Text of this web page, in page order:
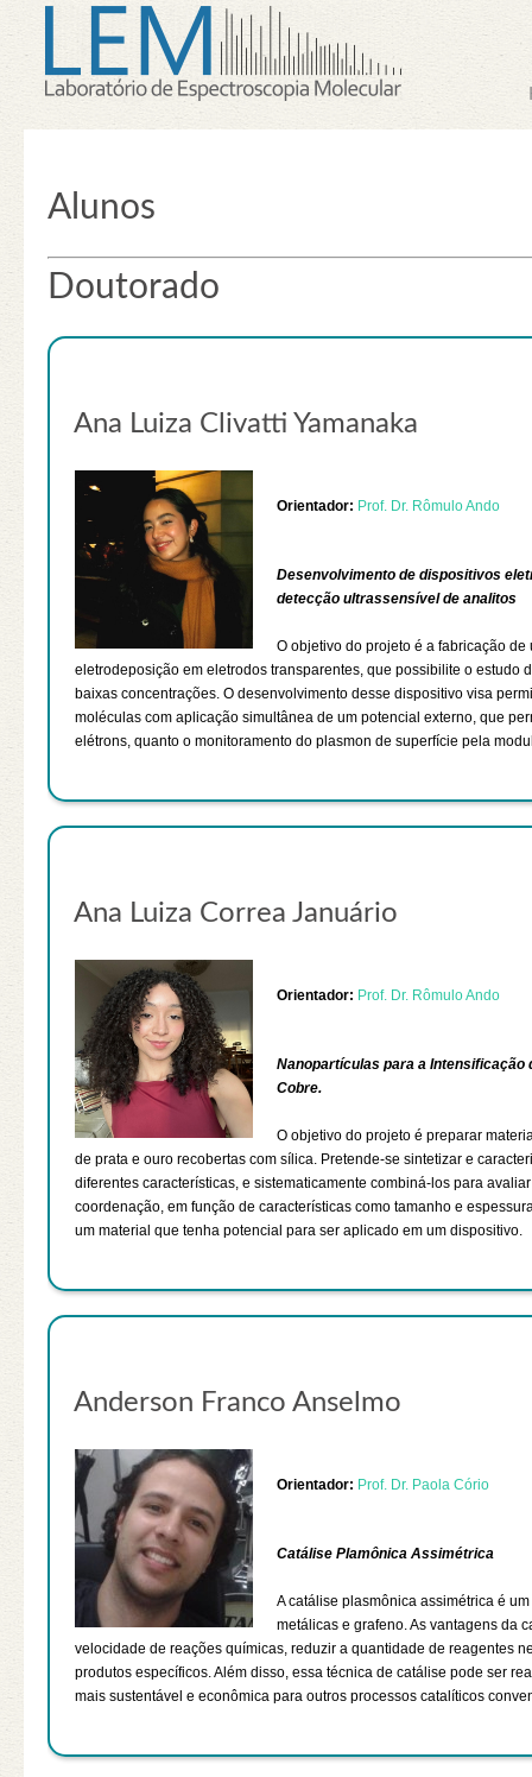
Alunos
Doutorado
Ana Luiza Clivatti Yamanaka
Orientador: Prof. Dr. Rômulo Ando
Desenvolvimento de dispositivos
detecção ultrassensível de analitos
O objetivo do projeto é a fabricação
eletrodeposição em eletrodos transparentes, que possibilite o estudo
baixas concentrações. O desenvolvimento desse dispositivo visa
moléculas com aplicação simultânea de um potencial externo, que
elétrons, quanto o monitoramento do plasmon de superfície pela
Ana Luiza Correa Januário
Orientador: Prof. Dr. Rômulo Ando
Nanopartículas para a Intensificação
Cobre.
O objetivo do projeto é preparar
de prata e ouro recobertas com sílica. Pretende-se sintetizar e
diferentes características, e sistematicamente combiná-los para
coordenação, em função de características como tamanho e
um material que tenha potencial para ser aplicado em um dispositivo.
Anderson Franco Anselmo
Orientador: Prof. Dr. Paola Cório
Catálise Plamônica Assimétrica
A catálise plasmônica assimétrica é
metálicas e grafeno. As vantagens da
velocidade de reações químicas, reduzir a quantidade de reagentes
produtos específicos. Além disso, essa técnica de catálise pode ser
mais sustentável e econômica para outros processos catalíticos